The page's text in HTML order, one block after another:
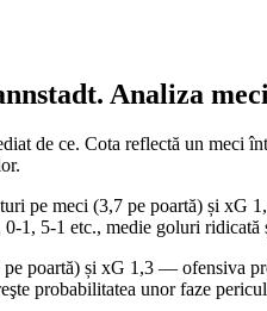
. Analiza
de ce. Cota reflectă un meci
pe meci (3,7 pe poartă) și
5-1 etc., medie goluri
poartă) și xG 1,3 — ofensiva
probabilitatea unor faze